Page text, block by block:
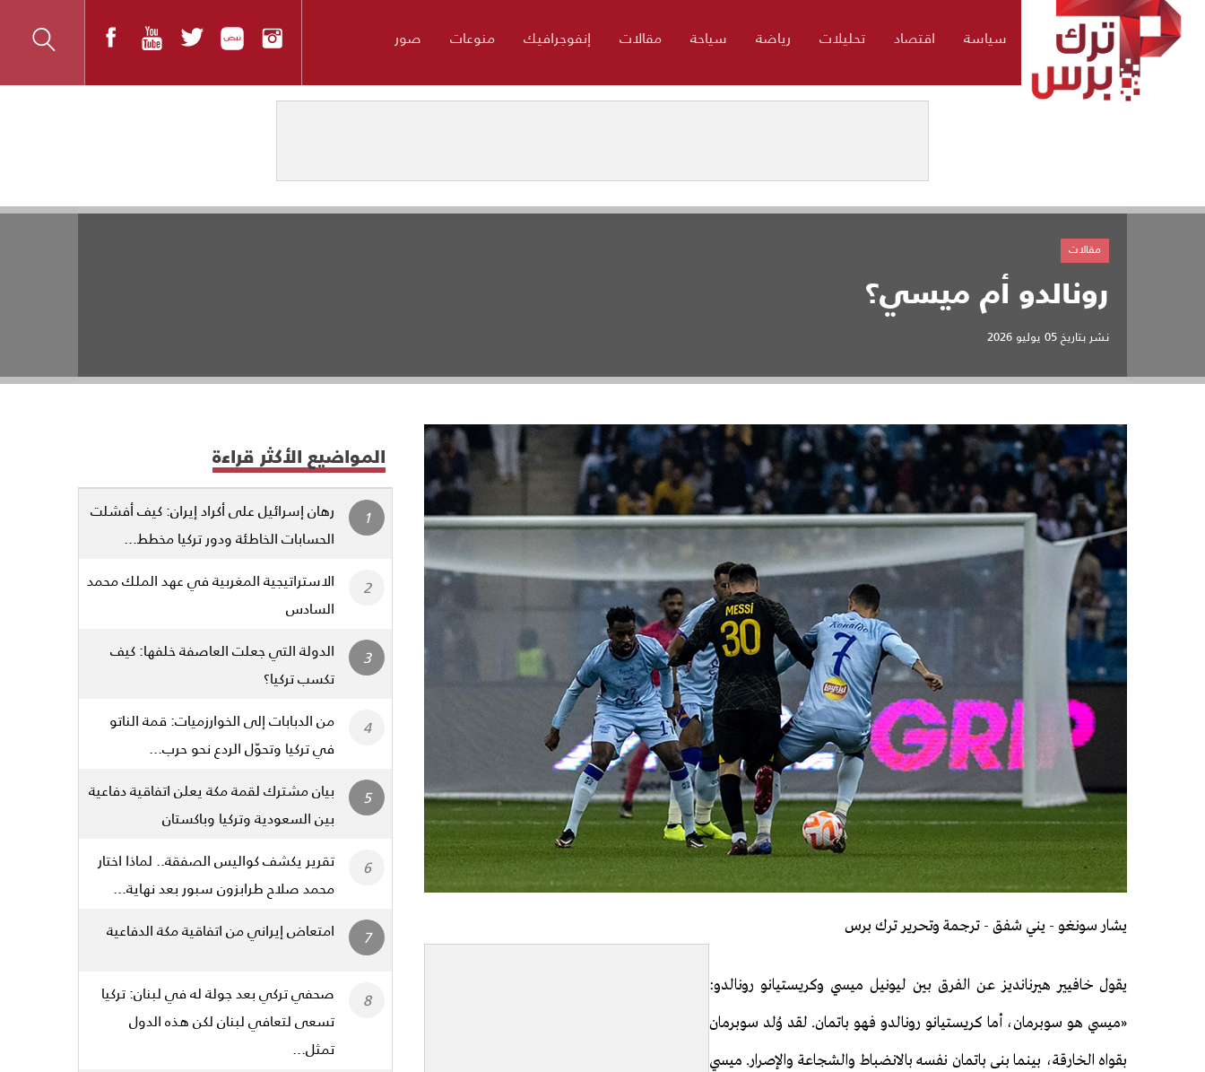
سياسة اقتصاد تحليلات رياضة سياحة مقالات إنفوجرافيك منوعات صور
رونالدو أم ميسي؟
نشر بتاريخ05 يوليو 2026
مقالات
يشار سونغو - يني شفق - ترجمة وتحرير ترك برس
يقول خافيير هيرنانديز عن الفرق بين ليونيل ميسي وكريستيانو رونالدو:
«ميسي هو سوبرمان، أما كريستيانو رونالدو فهو باتمان. لقد وُلد سوبرمان
بقواه الخارقة، بينما بنى باتمان نفسه بالانضباط والشجاعة والإصرار. ميسي
المواضيع الأكثر قراءة
رهان إسرائيل على أكراد إيران: كيف أفشلت
الحسابات الخاطئة ودور تركيا مخطط...
الاستراتيجية المغربية في عهد الملك محمد
السادس
الدولة التي جعلت العاصفة خلفها: كيف
تكسب تركيا؟
من الدبابات إلى الخوارزميات: قمة الناتو
في تركيا وتحوّل الردع نحو حرب...
بيان مشترك لقمة مكة يعلن اتفاقية دفاعية
بين السعودية وتركيا وباكستان
تقرير يكشف كواليس الصفقة.. لماذا اختار
محمد صلاح طرابزون سبور بعد نهاية...
امتعاض إيراني من اتفاقية مكة الدفاعية
صحفي تركي بعد جولة له في لبنان: تركيا
تسعى لتعافي لبنان لكن هذه الدول
تمثل...